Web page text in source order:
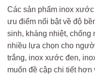
Các sản phẩm inox
ưu điểm nổi bật về độ
sinh, kháng nhiệt,
nhiều lựa chọn cho
trắng, inox xước đen,
muốn đề cập chi tiết